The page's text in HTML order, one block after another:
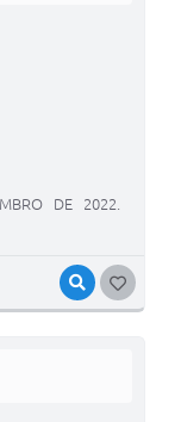
VISUALIZAR
DE 2022.